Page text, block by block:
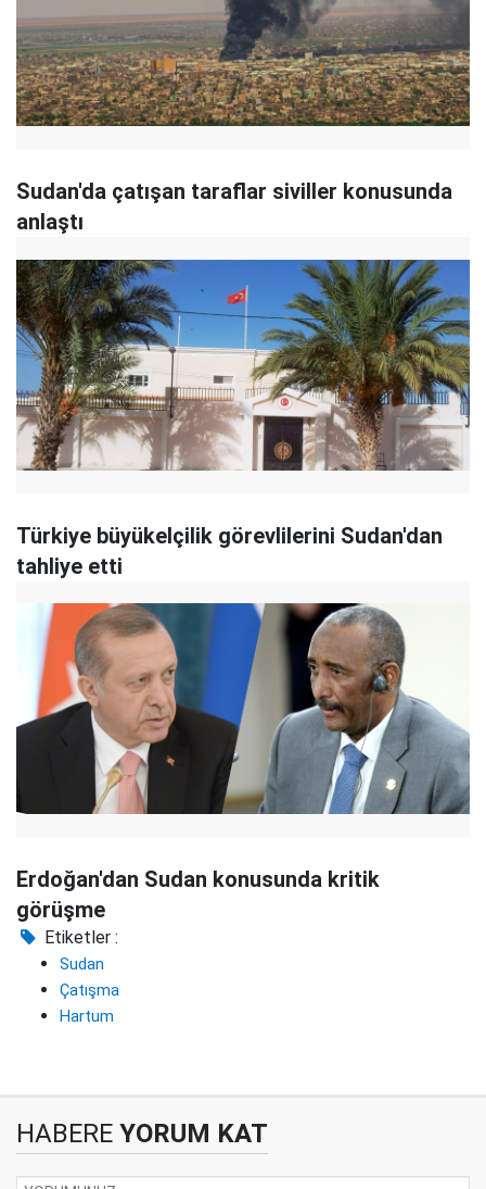
Sudan'da çatışan taraflar siviller konusunda
anlaştı
Türkiye büyükelçilik görevlilerini Sudan'dan
tahliye etti
Erdoğan'dan Sudan konusunda kritik
görüşme
Etiketler :
Sudan
Çatışma
Hartum
HABERE YORUM KAT